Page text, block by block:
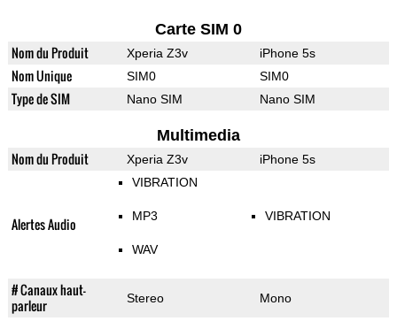
Carte SIM 0
Nom du Produit Xperia Z3v iPhone 5s
Nom Unique SIM0 SIM0
Type de SIM Nano SIM Nano SIM
Multimedia
Nom du Produit Xperia Z3v iPhone 5s
Alertes Audio
VIBRATION
MP3
WAV
VIBRATION
# Canaux haut-
parleur
Stereo Mono